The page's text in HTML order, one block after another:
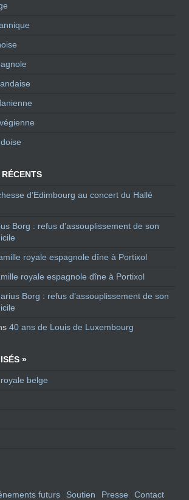
d’Edimbourg au concert du Hallé
Borg : refus d’assouplissement de son
royale espagnole dîne à Portixol
royale espagnole dîne à Portixol
Borg : refus d’assouplissement de son
40 ans de Louis de Luxembourg
»
belge
futurs Soutien Presse Contact